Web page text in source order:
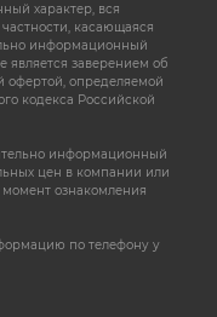
характер, вся
касающаяся
информационный
является заверением об
офертой, определяемой
кодекса Российской
информационный
цен в компании или
момент ознакомления
по телефону у